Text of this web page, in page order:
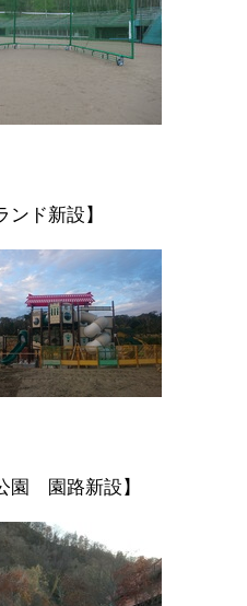
ンド新設】
園 園路新設】